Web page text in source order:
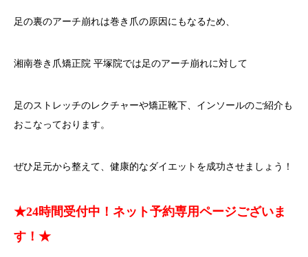
足の裏のアーチ崩れは巻き爪の原因にもなるため、
湘南巻き爪矯正院 平塚院では足のアーチ崩れに対して
足のストレッチのレクチャーや矯正靴下、インソールのご紹介も
おこなっております。
ぜひ足元から整えて、健康的なダイエットを成功させましょう！
★24時間受付中！ネット予約専用ページございま
す！★